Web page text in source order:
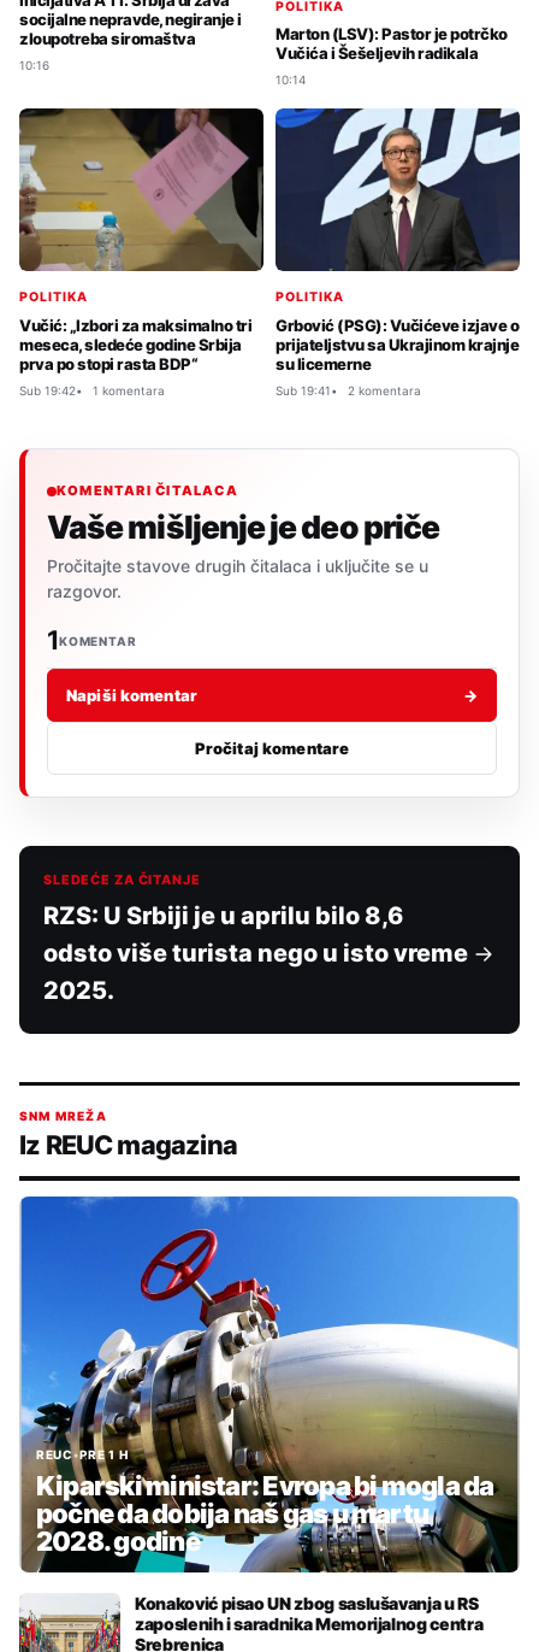
socijalne nepravde, negiranje i
zloupotreba siromaštva
10:16
POLITIKA
Marton (LSV): Pastor je potrčko
Vučića i Šešeljevih radikala
10:14
POLITIKA
Vučić: „Izbori za maksimalno tri
meseca, sledeće godine Srbija
prva po stopi rasta BDP“
Sub 19:42 1 komentara
POLITIKA
Grbović (PSG): Vučićeve izjave o
prijateljstvu sa Ukrajinom krajnje
su licemerne
Sub 19:41 2 komentara
KOMENTARI ČITALACA
Vaše mišljenje je deo priče
Pročitajte stavove drugih čitalaca i uključite se u
razgovor.
1KOMENTAR
Napiši komentar →
Pročitaj komentare
SLEDEĆE ZA ČITANJE
RZS: U Srbiji je u aprilu bilo 8,6
odsto više turista nego u isto vreme
2025.
SNM MREŽA
Iz REUC magazina
REUC•PRE 1 H
Kiparski ministar: Evropa bi mogla da
počne da dobija naš gas u martu
2028. godine
Konaković pisao UN zbog saslušavanja u RS
zaposlenih i saradnika Memorijalnog centra
Srebrenica